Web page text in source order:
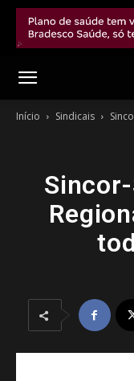
Início Sindicais